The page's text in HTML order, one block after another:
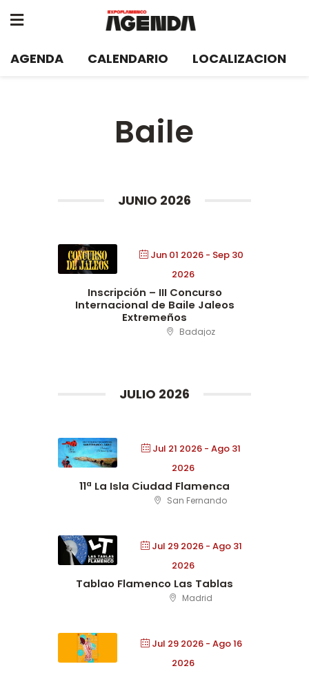
AGENDA CALENDARIO LOCALIZACION
Baile
JUNIO 2026
Jun 01 2026- Sep 30
2026
Inscripción – III Concurso
Internacional de Baile Jaleos
Extremeños
Badajoz
JULIO 2026
Jul 21 2026 - Ago 31
2026
11ª La Isla Ciudad Flamenca
San Fernando
Jul 29 2026- Ago 31
2026
Tablao Flamenco Las Tablas
Madrid
Jul 29 2026- Ago 16
2026